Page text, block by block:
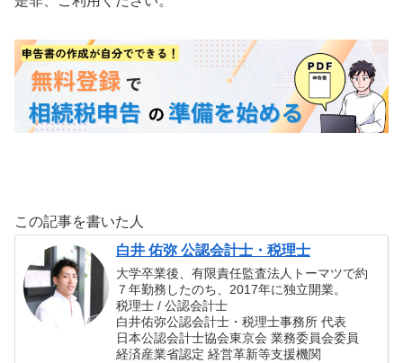
この記事を書いた人
白井 佑弥 公認会計士・税理士
大学卒業後、有限責任監査法人トーマツで約
７年勤務したのち、2017年に独立開業。
税理士 / 公認会計士
白井佑弥公認会計士・税理士事務所 代表
日本公認会計士協会東京会 業務委員会委員
経済産業省認定 経営革新等支援機関